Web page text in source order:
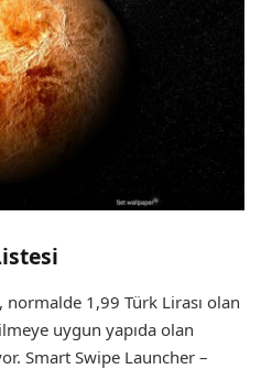
normalde 1,99 Türk Lirası olan
uygun yapıda olan
Smart Swipe Launcher –